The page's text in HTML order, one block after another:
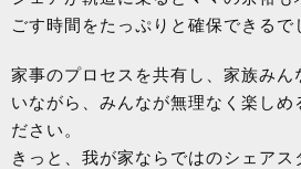
ごす時間をたっぷりと確保できるで
家事のプロセスを共有し、家族みん
いながら、みんなが無理なく楽しめ
ださい。
きっと、我が家ならではのシェア